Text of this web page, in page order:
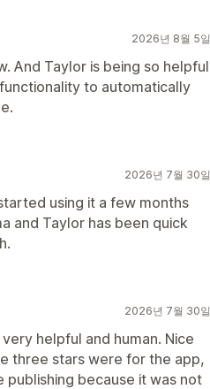
2026년 8월 5일
And Taylor is being so helpful
to automatically
2026년 7월 30일
using it a few months
and Taylor has been quick
2026년 7월 30일
helpful and human. Nice
three stars were for the app,
publishing because it was not